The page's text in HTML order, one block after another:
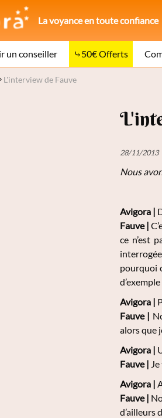
La voyance en toute confiance
un conseiller 50€ Offerts
L'interview de Fauve
28/11/2013
Nous
Avigora |
Fauve |
ce n’est
pourquoi
Avigora |
Fauve |
alors que
Avigora |
Fauve |
Avigora |
Fauve |
d’ailleurs